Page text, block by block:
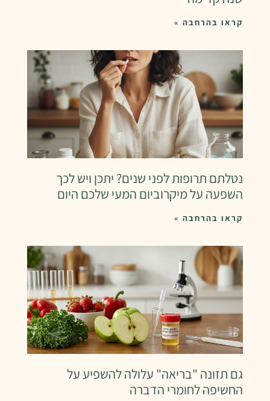
קראו בהרחבה »
נטלתם תרופות לפני שנים? יתכן ויש לכך
השפעה על מיקרוביום המעי שלכם היום
קראו בהרחבה »
גם תזונה "בריאה" עלולה להשפיע על
החשיפה לחומרי הדברה